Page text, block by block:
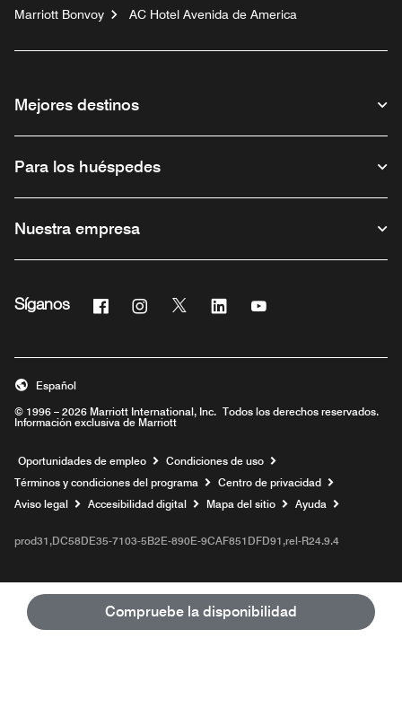
Compruebe la disponibilidad
Marriott Bonvoy AC Hotel Avenida de America
Mejores destinos
Para los huéspedes
Nuestra empresa
Síganos Facebook
Abre una ventana nueva
Instagram
Abre una ventana nueva
Twitter
Abre una ventana nueva
Linkedin
Abre una ventana nueva
Abre una ventana
© 1996 – 2026 Marriott International, Inc. Todos los derechos reservados.
Información exclusiva de Marriott
Español
Oportunidades de empleo Abre una ventana nueva
Condiciones de uso
Términos y condiciones del programa
Centro de privacidad
Aviso legal
Accesibilidad digital Mapa del sitio Ayuda
prod31,DC58DE35-7103-5B2E-890E-9CAF851DFD91,rel-R24.9.4